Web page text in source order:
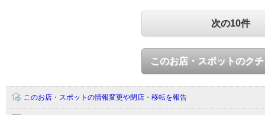
次の10件
このお店・スポットのク
このお店・スポットの情報変更や閉店・移転を報告